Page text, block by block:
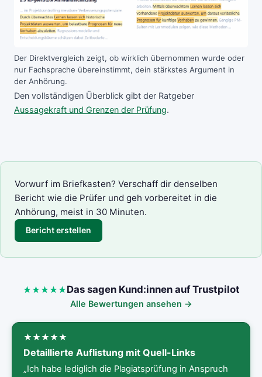
Der Direktvergleich zeigt, ob wirklich übernommen wurde oder
nur Fachsprache übereinstimmt, dein stärkstes Argument in
der Anhörung.
Den vollständigen Überblick gibt der Ratgeber
Aussagekraft und Grenzen der Prüfung.
Vorwurf im Briefkasten? Verschaff dir denselben
Bericht wie die Prüfer und geh vorbereitet in die
Anhörung, meist in 30 Minuten.
Bericht erstellen
Das sagen Kund:innen auf Trustpilot
Alle Bewertungen ansehen →
Detaillierte Auflistung mit Quell-Links
„Ich habe lediglich die Plagiatsprüfung in Anspruch